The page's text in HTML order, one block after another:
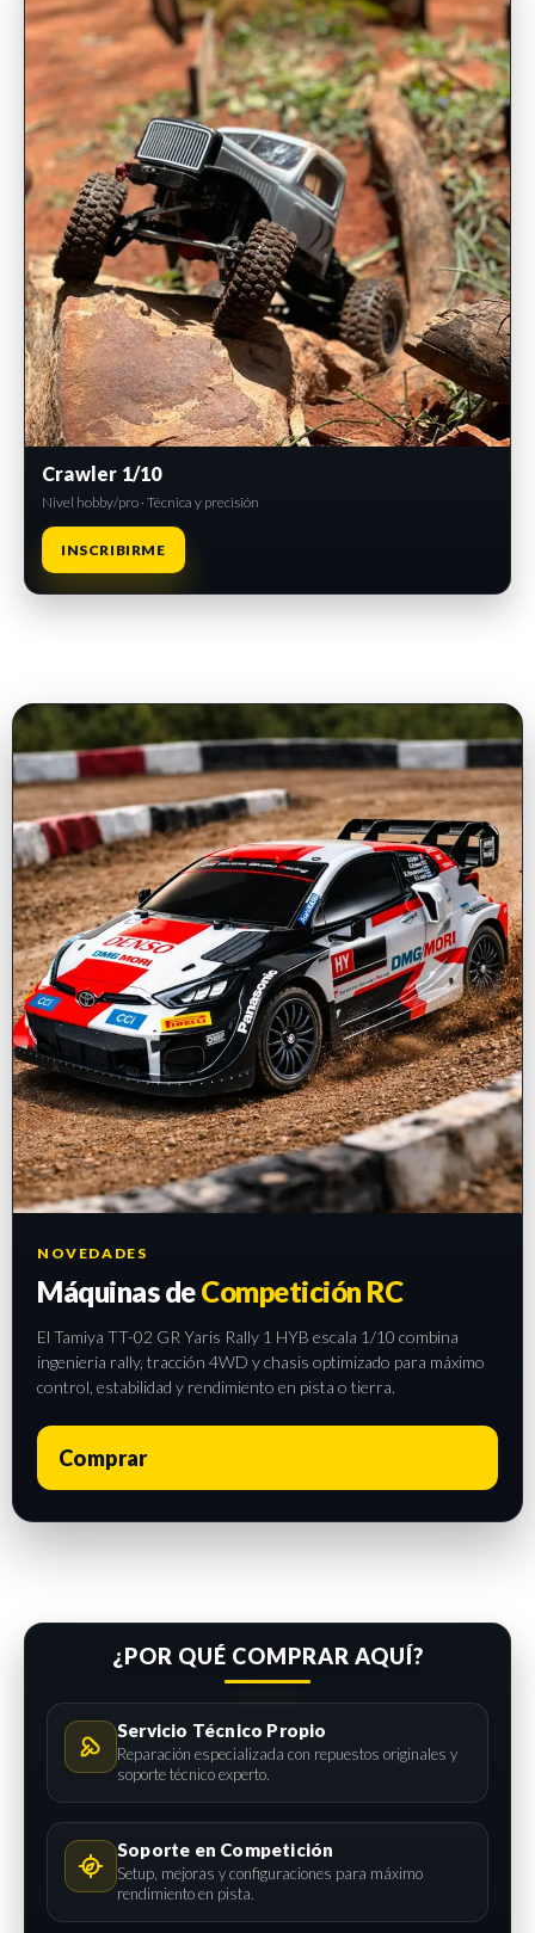
Crawler 1/10
Nivel hobby/pro · Técnica y precisión
INSCRIBIRME
NOVEDADES
Máquinas deCompetición RC
El Tamiya TT-02 GR Yaris Rally 1 HYB escala 1/10 combina
ingeniería rally, tracción 4WD y chasis optimizado para máximo
control, estabilidad y rendimiento en pista o tierra.
Comprar
¿POR QUÉ COMPRAR AQUÍ?
Servicio Técnico Propio
Reparación especializada con repuestos originales y
soporte técnico experto.
Soporte en Competición
Setup, mejoras y configuraciones para máximo
rendimiento en pista.